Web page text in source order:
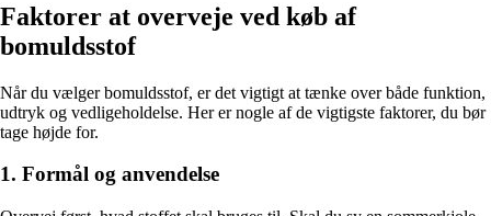
Faktorer at overveje ved køb af
bomuldsstof
Når du vælger bomuldsstof, er det vigtigt at tænke over både funktion,
udtryk og vedligeholdelse. Her er nogle af de vigtigste faktorer, du bør
tage højde for.
1. Formål og anvendelse